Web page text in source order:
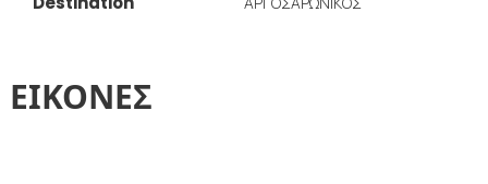
ΕΙΚΟΝΕΣ